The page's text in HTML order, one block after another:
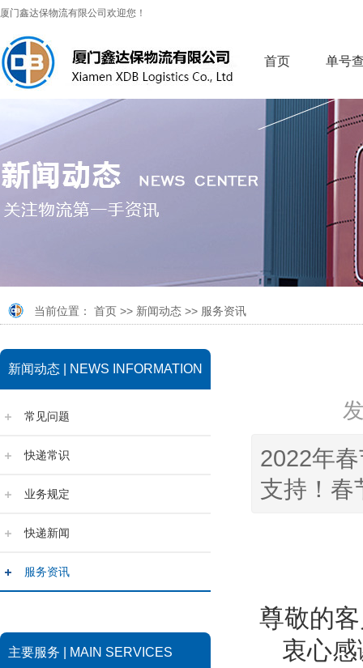
厦门鑫达保物流有限公司欢迎您！
首页 单号
当前位置： 首页 >> 新闻动态 >> 服务资讯
新闻动态 | NEWS INFORMATION
常见问题
快递常识
业务规定
快递新闻
服务资讯
主要服务 | MAIN SERVICES
2022年
支持！
尊敬的
衷心